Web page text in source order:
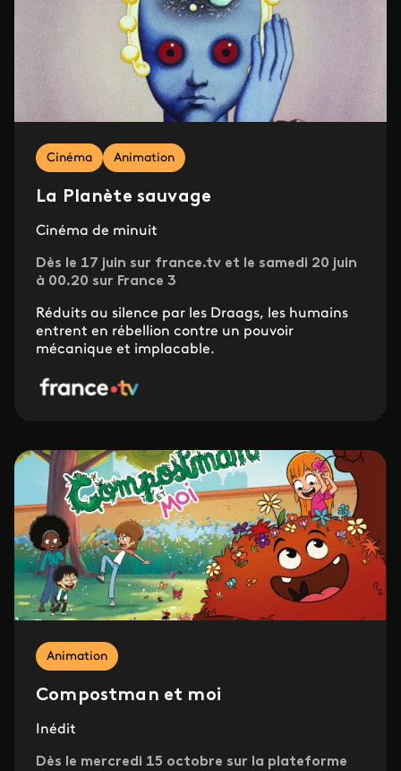
Cinéma Animation
La Planète sauvage
Cinéma de minuit
Dès le 17 juin sur france.tv et le samedi 20 juin
à 00.20 sur France 3
Réduits au silence par les Draags, les humains
entrent en rébellion contre un pouvoir
mécanique et implacable.
Animation
Compostman et moi
Inédit
Dès le mercredi 15 octobre sur la plateforme